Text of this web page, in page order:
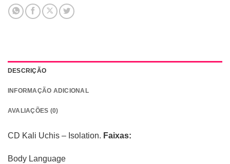
DESCRIÇÃO
INFORMAÇÃO ADICIONAL
AVALIAÇÕES (0)
CD Kali Uchis – Isolation. Faixas:
Body Language